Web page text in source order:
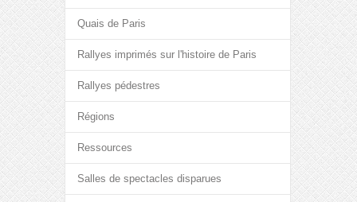
Quais de Paris
Rallyes imprimés sur l'histoire de Paris
Rallyes pédestres
Régions
Ressources
Salles de spectacles disparues